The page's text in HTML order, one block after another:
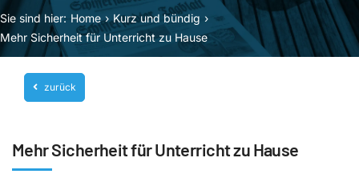
Home
Themen
Blog
Unternehmen
Mediathek
Sie sind hier: Home
Kurz und bündig
Mehr Sicherheit für Unterricht zu Hause
zurück
Mehr Sicherheit für Unterricht zu Hause